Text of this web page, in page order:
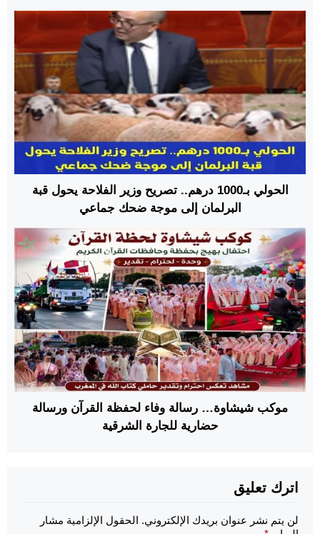
الحولي بـ1000 درهم.. تصريح وزير الفلاحة يحول قبة
البرلمان إلى موجة ضحك جماعي
موكب شيشاوة… رسالة وفاء لحفظة القرآن ورسالة
حضارية للجارة الشرقية
اترك تعليق
لن يتم نشر عنوان بريدك الإلكتروني. الحقول الإلزامية مشار